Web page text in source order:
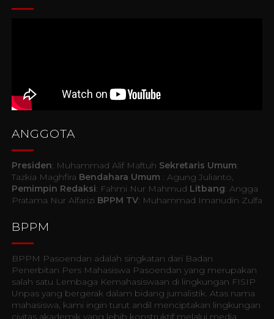
ANGGOTA
Presiden: Muhammad Alif Maftuh Sekretaris Umum:
Tazkia Maghfira Bendahara Umum : Agung Julianto,
Pemimpin Redaksi: Fahmi Nur Mahmud Litbang: Angga
Pratama Nur Alfarizi BPPM TV: Muhammad Imanudin Zulfa
BPPM
BPPM Pasoendan adalah singkatan dari Badan
Penerbitan Pers Mahasiswa Pasoendan yang merupakan
salah satu Lembaga Kemahasiswaan di lingkungan FISIP
Unpas yang bergerak dalam bidang jurnalistik. Atas nama
mahasiswa, kami ingin turut andil menciptakan lingkungan
civitas akademik yang lebih konstruktif melalui media